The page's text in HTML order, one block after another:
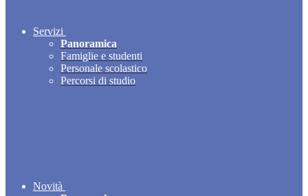
Servizi
Panoramica
Famiglie e studenti
Personale scolastico
Percorsi di studio
Novità